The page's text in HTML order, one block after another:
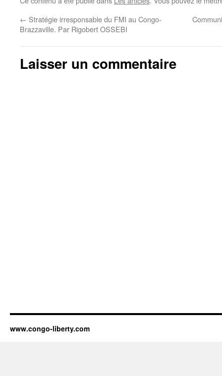
← Stratégie irresponsable du FMI au Congo-
Brazzaville. Par Rigobert OSSEBI
Laisser un commentaire
www.congo-liberty.com